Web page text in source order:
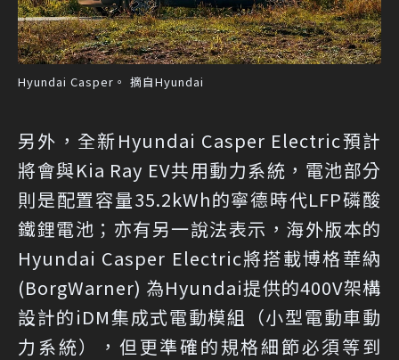
Hyundai Casper。 摘自Hyundai
另外，全新Hyundai Casper Electric預計
將會與Kia Ray EV共用動力系統，電池部分
則是配置容量35.2kWh的寧德時代LFP磷酸
鐵鋰電池；亦有另一說法表示，海外版本的
Hyundai Casper Electric將搭載博格華納
(BorgWarner) 為Hyundai提供的400V架構
設計的iDM集成式電動模組（小型電動車動
力系統），但更準確的規格細節必須等到